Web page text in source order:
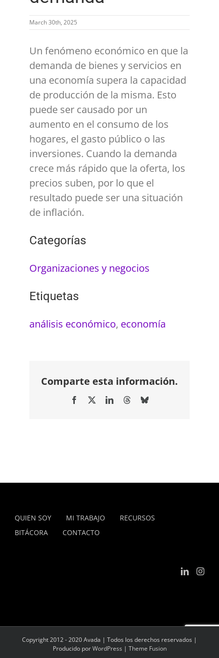
March 30th, 2025
Un fenómeno económico en que la
demanda de bienes y servicios en
una economía supera la capacidad
de producción de la misma. Esto
puede ser causado por un
aumento en el consumo de los
hogares, el gasto público o las
inversiones. Cuando la demanda
crece más rápido que la oferta, los
precios suben, por lo que el
resultado puede ser una situación
de inflación.
Categorías
Organizaciones y negocios
Etiquetas
análisis económico, economía
Comparte esta información.
Facebook LinkedInThreadsBluesky
QUIEN SOY MI TRABAJO
RECURSOS
BITÁCORA
CONTACTO
Copyright 2012 - 2020 Avada | Todos los derechos reservados |
Producido porWordPress | Theme Fusion